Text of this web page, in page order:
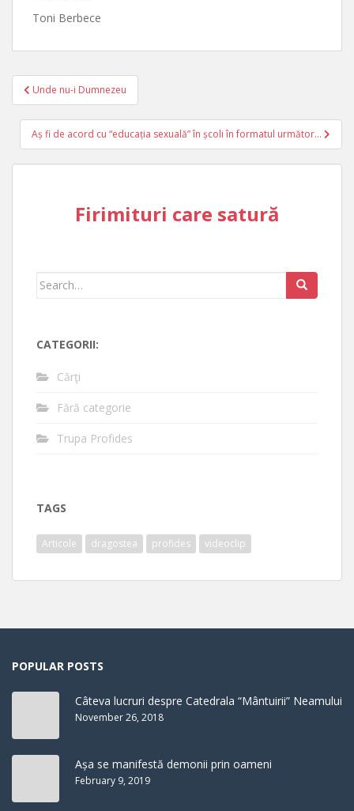
Toni Berbece
Post
navigation
Unde nu-i Dumnezeu
Aș fi de acord cu “educația sexuală” în școli în formatul următor…
Firimituri care satură
Search
CATEGORII:
Cărţi
Fără categorie
Trupa Profides
TAGS
Articole dragostea profides videoclip
POPULAR POSTS
Câteva lucruri despre Catedrala “Mântuirii” Neamului
November 26, 2018
Așa se manifestă demonii prin oameni
February 9, 2019